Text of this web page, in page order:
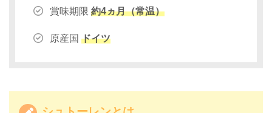
賞味期限 約4ヵ月（常温）
原産国 ドイツ